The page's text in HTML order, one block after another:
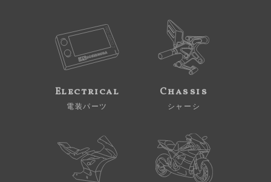
Electrical
電装パーツ
Chassis
シャーシ